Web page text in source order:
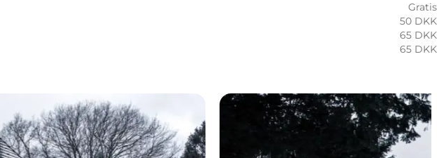
Gratis
50 DKK
65 DKK
65 DKK